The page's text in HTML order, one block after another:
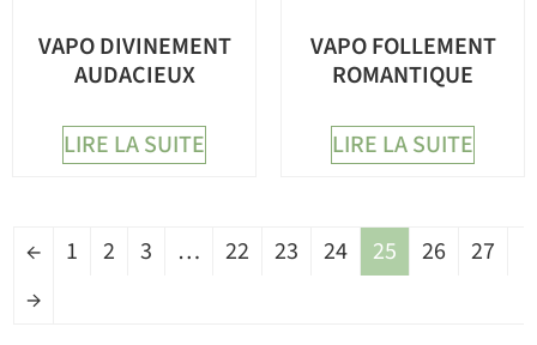
VAPO DIVINEMENT
AUDACIEUX
LIRE LA SUITE
VAPO FOLLEMENT
ROMANTIQUE
LIRE LA SUITE
← 1 2 3 … 22 23 24 25 26
27
→